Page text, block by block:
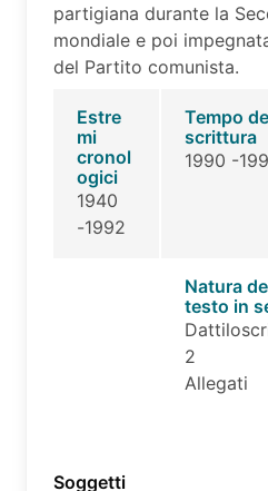
partigiana durante la
mondiale e poi
del Partito comunista.
Estre
mi
cronol
ogici
1940
-1992
Tempo
scrittura
1990 -
Natura
testo in
2
Allegati
Soggetti